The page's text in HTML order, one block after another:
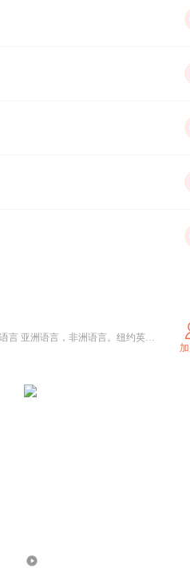
小语种口语网 网址tukkk.com学习76种语言，声音+文本，每个句子都伴有音频，欧洲语言 亚洲语言，非洲语言。纽约英语口语网 网址ny-yy.com 由美国播音员朗读。每个句子都伴有音频。请联系我孙强